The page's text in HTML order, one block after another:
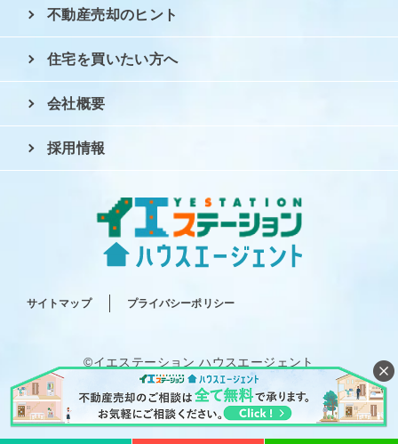
サイトマップ プライバシーポリシー
不動産売却のヒント
住宅を買いたい方へ
会社概要
採用情報
©イエステーション ハウスエージェント
All rights reserved.